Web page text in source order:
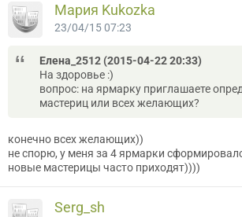
Мария Kukozka
23/04/15 07:23
Елена_2512 (2015-04-22 20:33)
На здоровье :)
вопрос: на ярмарку приглашаете
мастериц или всех желающих?
конечно всех желающих))
не спорю, у меня за 4 ярмарки
новые мастерицы часто приходят))))
Serg_sh